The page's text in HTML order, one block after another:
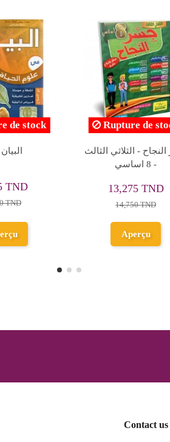
الارتقاء في دراسة
9,810 TND
10,900 TND
Ajouter au
Kounouz
Français -
Contact us